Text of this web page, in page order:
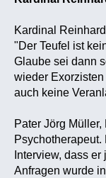
Kardinal
"Der Teufel ist
Glaube sei dann
wieder
auch keine
Pater Jörg
Interview, dass
Anfragen wurde